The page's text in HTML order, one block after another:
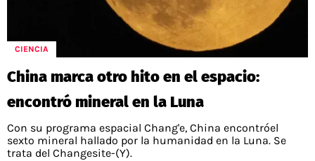
CIENCIA
China marca otro hito en el espacio:
encontró mineral en la Luna
Con su programa espacial Chang'e, China encontróel
sexto mineral hallado por la humanidad en la Luna. Se
trata del Changesite-(Y).